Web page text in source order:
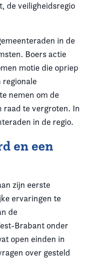
de veiligheidsregio
in de
Boers actie
motie die opriep
nemen om de
raad te vergroten. In
in de regio.
en een
zijn eerste
ervaringen te
de
Brabant onder
open einden in
over gesteld